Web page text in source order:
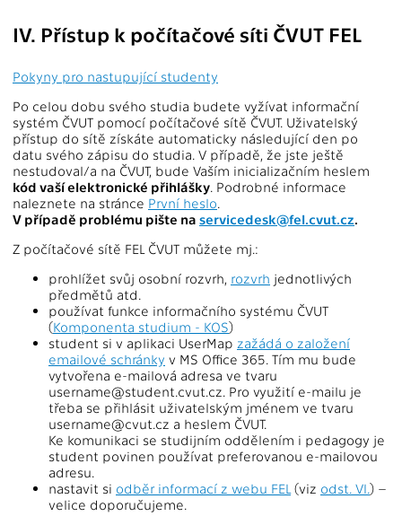
IV. Přístup k počítačové síti ČVUT FEL
Pokyny pro nastupující studenty
Po celou dobu svého studia budete vyžívat informační
systém ČVUT pomocí počítačové sítě ČVUT. Uživatelský
přístup do sítě získáte automaticky následující den po
datu svého zápisu do studia. V případě, že jste ještě
nestudoval/a na ČVUT, bude Vaším inicializačním heslem
kód vaší elektronické přihlášky. Podrobné informace
naleznete na stránce První heslo.
V případě problému pište na servicedesk@fel.cvut.cz.
Z počítačové sítě FEL ČVUT můžete mj.:
prohlížet svůj osobní rozvrh, rozvrh jednotlivých
předmětů atd.
používat funkce informačního systému ČVUT
(Komponenta studium - KOS)
student si v aplikaci UserMap zažádá o založení
emailové schránky v MS Office 365. Tím mu bude
vytvořena e-mailová adresa ve tvaru
username@student.cvut.cz. Pro využití e-mailu je
třeba se přihlásit uživatelským jménem ve tvaru
username@cvut.cz a heslem ČVUT.
Ke komunikaci se studijním oddělením i pedagogy je
student povinen používat preferovanou e-mailovou
adresu.
nastavit si odběr informací z webu FEL (viz odst. VI.) –
velice doporučujeme.